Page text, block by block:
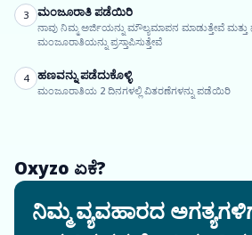
3 ಮಂಜೂರಾತಿ ಪಡೆಯಿರಿ
ನಾವು ನಿಮ್ಮ ಅರ್ಜಿಯನ್ನು ಮೌಲ್ಯಮಾಪನ ಮಾಡುತ್ತೇವೆ
ಮಂಜೂರಾತಿಯನ್ನು ಪ್ರಸ್ತಾಪಿಸುತ್ತೇವೆ
4 ಹಣವನ್ನು ಪಡೆದುಕೊಳ್ಳಿ
ಮಂಜೂರಾತಿಯ 2 ದಿನಗಳಲ್ಲಿ ವಿತರಣೆಗಳನ್ನು ಪಡೆಯಿರಿ
Oxyzo ಏಕೆ?
ನಿಮ್ಮ ವ್ಯವಹಾರದ